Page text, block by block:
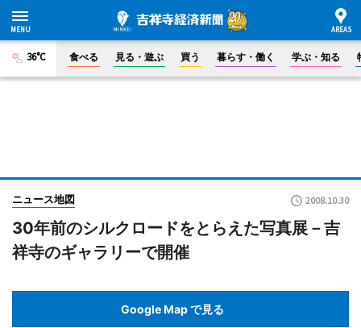
36°C 食べる 見る・遊ぶ 買う 暮らす・働く 学ぶ・知る
ニュース地図 2008.10.30
30年前のシルクロードをとらえた写真展－吉
祥寺のギャラリーで開催
Google Map で見る